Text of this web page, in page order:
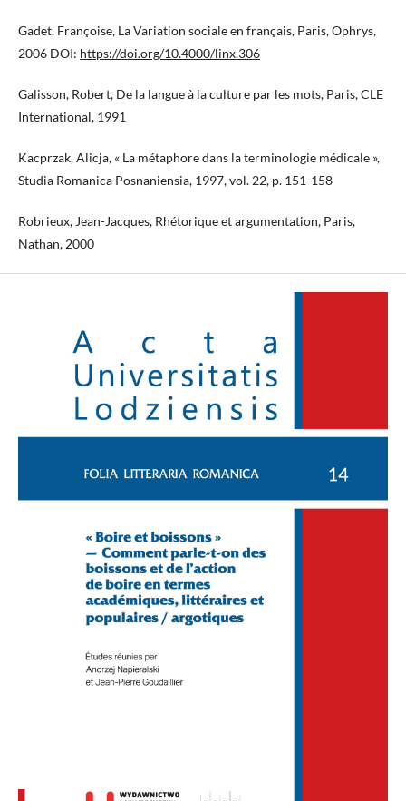
Gadet, Françoise, La Variation sociale en français, Paris, Ophrys,
2006 DOI: https://doi.org/10.4000/linx.306
Galisson, Robert, De la langue à la culture par les mots, Paris, CLE
International, 1991
Kacprzak, Alicja, « La métaphore dans la terminologie médicale »,
Studia Romanica Posnaniensia, 1997, vol. 22, p. 151-158
Robrieux, Jean-Jacques, Rhétorique et argumentation, Paris,
Nathan, 2000